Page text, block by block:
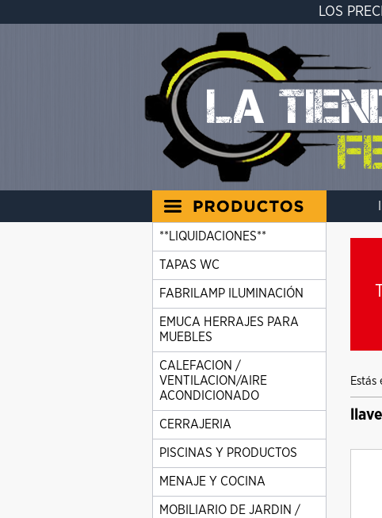
LOS
**LIQUIDACIONES**
TAPAS WC
FABRILAMP ILUMINACIÓN
EMUCA HERRAJES PARA
MUEBLES
CALEFACION /
VENTILACION/AIRE
ACONDICIONADO
CERRAJERIA
PISCINAS Y PRODUCTOS
MENAJE Y COCINA
MOBILIARIO DE JARDIN /
Estás